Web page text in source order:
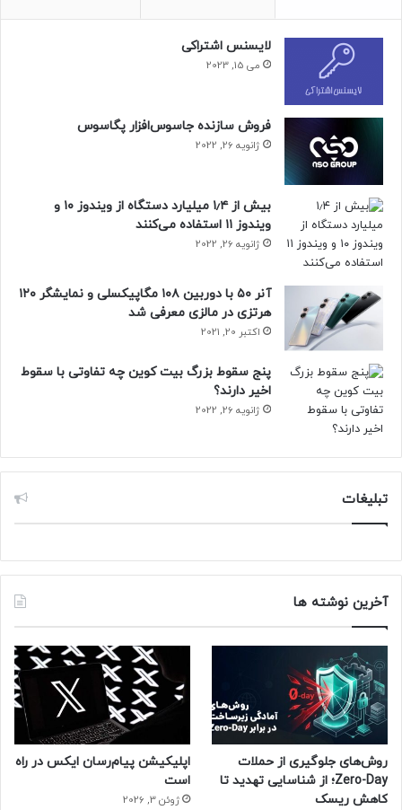
لایسنس اشتراکی
می 15, 2023
فروش سازنده جاسوس‌افزار پگاسوس
ژانویه 26, 2022
بیش از ۱٫۴ میلیارد دستگاه از ویندوز ۱۰ و
ویندوز ۱۱ استفاده می‌کنند
ژانویه 26, 2022
آنر ۵۰ با دوربین ۱۰۸ مگاپیکسلی و نمایشگر ۱۲۰
هرتزی در مالزی معرفی شد
اکتبر 20, 2021
پنج سقوط بزرگ بیت کوین چه تفاوتی با سقوط
اخیر دارند؟
ژانویه 26, 2022
تبلیغات
آخرین نوشته ها
روش‌های جلوگیری از حملات
Zero-Day؛ از شناسایی تهدید تا
کاهش ریسک
اپلیکیشن پیام‌رسان ایکس در راه
است
ژوئن 3, 2026